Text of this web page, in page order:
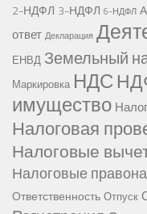
2-НДФЛ 3-НДФЛ 6-НДФЛ
ответ Декларация
ЕНВД Земельный
Маркировка НДС
имущество
Налоговая
Налоговые
Налоговые
Ответственность Отпуск